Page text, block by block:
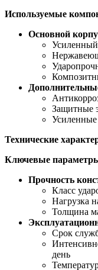
Используемые
Основной
Защитные
Технические
Ключевые
Прочность
Класс
Нагрузка
Толщина
Срок
день